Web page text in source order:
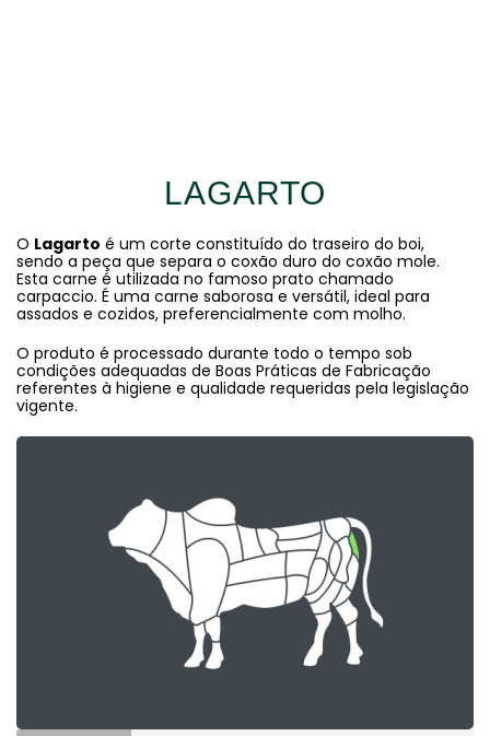
LAGARTO
O Lagarto é um corte constituído do traseiro do boi,
sendo a peça que separa o coxão duro do coxão mole.
Esta carne é utilizada no famoso prato chamado
carpaccio. É uma carne saborosa e versátil, ideal para
assados e cozidos, preferencialmente com molho.
O produto é processado durante todo o tempo sob
condições adequadas de Boas Práticas de Fabricação
referentes à higiene e qualidade requeridas pela legislação
vigente.